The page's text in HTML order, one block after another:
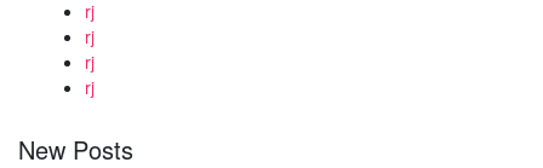
rj
rj
rj
rj
New Posts